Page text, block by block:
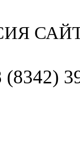
(8342)